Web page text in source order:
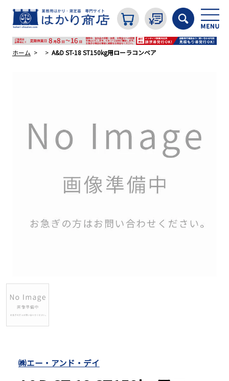
分銅
温度計・湿度計
タイマー
濃度・環境測定
色々な計測器
レベル・勾配測定
ホーム A&D ST-18 ST150kg用ローラコンベア
㈱エー・アンド・デイ